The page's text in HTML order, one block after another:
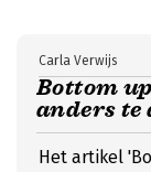
Bottom
anders te
Carla Verwijs
Het artikel